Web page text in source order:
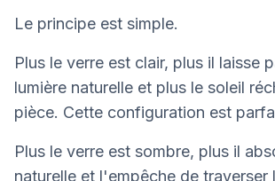
Le principe est simple.
Plus le verre est clair, plus il laisse
lumière naturelle et plus le soleil
pièce. Cette configuration est
Plus le verre est sombre, plus il
naturelle et l'empêche de traverser